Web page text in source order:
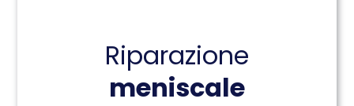
Riparazione
meniscale